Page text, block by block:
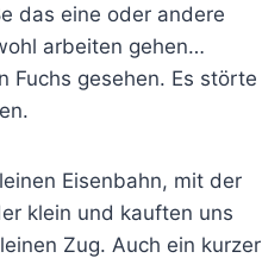
das eine oder andere
arbeiten gehen…
Fuchs gesehen. Es störte
Eisenbahn, mit der
klein und kauften uns
Zug. Auch ein kurzer